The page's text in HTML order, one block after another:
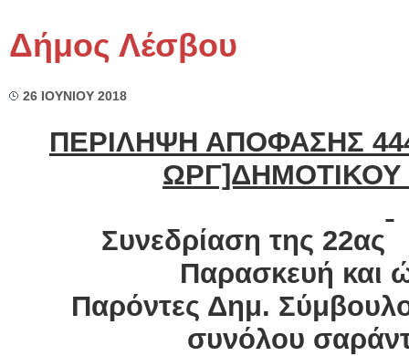
Δήμος Λέσβου
26 ΙΟΥΝΙΟΥ 2018
ΠΕΡΙΛΗΨΗ ΑΠΟΦΑΣΗΣ
ΩΡΓ]ΔΗΜΟΤΙΚΟΥ
Συνεδρίαση της 22ας
Παρασκευή και
Παρόντες Δημ.
συνόλου